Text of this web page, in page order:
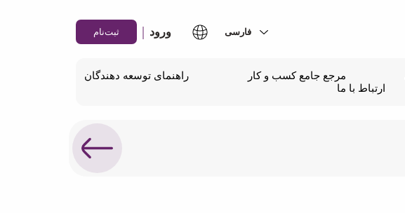
ورود | ثبت‌نام
مرجع جامع کسب و کار
راهنمای توسعه دهندگان
ارتباط با ما